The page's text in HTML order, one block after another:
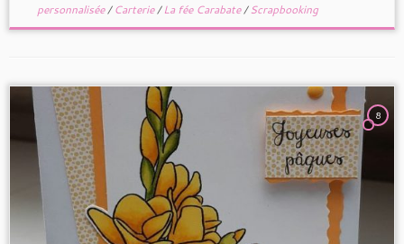
personnalisée/Carterie/La fée Carabate/Scrapbooking
8